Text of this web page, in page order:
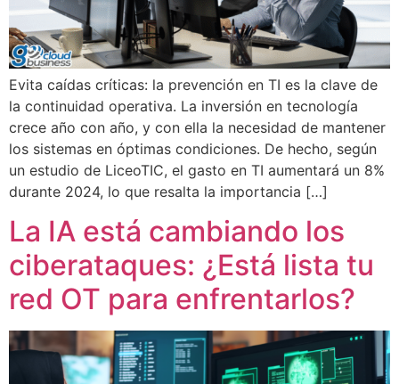
Evita caídas críticas: la prevención en TI es la clave de
la continuidad operativa. La inversión en tecnología
crece año con año, y con ella la necesidad de mantener
los sistemas en óptimas condiciones. De hecho, según
un estudio de LiceoTIC, el gasto en TI aumentará un 8%
durante 2024, lo que resalta la importancia […]
La IA está cambiando los
ciberataques: ¿Está lista tu
red OT para enfrentarlos?